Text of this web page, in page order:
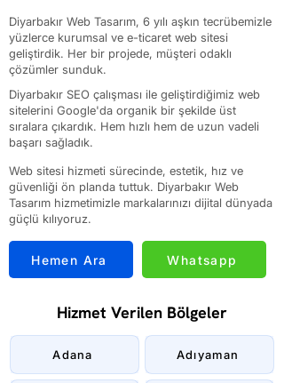
Diyarbakır Web Tasarım, 6 yılı aşkın tecrübemizle
yüzlerce kurumsal ve e-ticaret web sitesi
geliştirdik. Her bir projede, müşteri odaklı
çözümler sunduk.
Diyarbakır SEO çalışması ile geliştirdiğimiz web
sitelerini Google'da organik bir şekilde üst
sıralara çıkardık. Hem hızlı hem de uzun vadeli
başarı sağladık.
Web sitesi hizmeti sürecinde, estetik, hız ve
güvenliği ön planda tuttuk. Diyarbakır Web
Tasarım hizmetimizle markalarınızı dijital dünyada
güçlü kılıyoruz.
Hemen Ara Whatsapp
Hizmet Verilen Bölgeler
Adana Adıyaman